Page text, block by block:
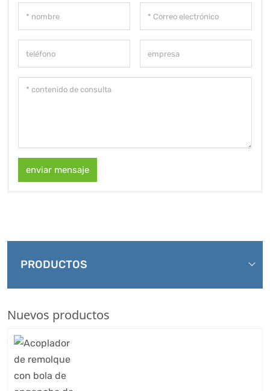
enviar mensaje
PRODUCTOS
Nuevos productos